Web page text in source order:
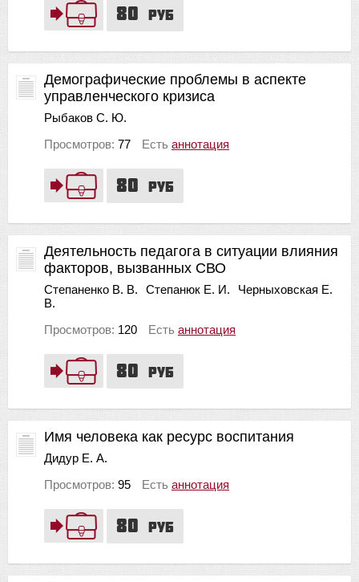
80 руб
80 руб
Демографические проблемы в аспекте
управленческого кризиса
Рыбаков С. Ю.
Просмотров: 77 Есть аннотация
80 руб
Деятельность педагога в ситуации влияния
факторов, вызванных СВО
Степаненко В. В. Степанюк Е. И.
Черныховская Е.
В.
Просмотров: 120 Есть аннотация
80 руб
Имя человека как ресурс воспитания
Дидур Е. А.
Просмотров: 95 Есть аннотация